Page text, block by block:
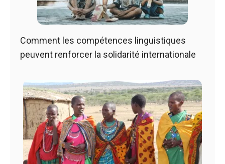
Comment les compétences linguistiques
peuvent renforcer la solidarité internationale